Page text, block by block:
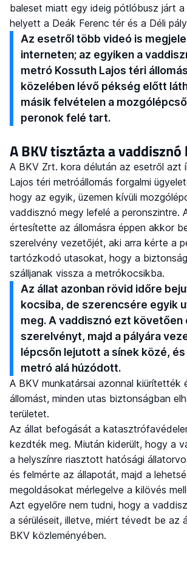
baleset miatt egy ideig pótlóbusz járt a
helyett a Deák Ferenc tér és a Déli
Az esetről több videó is
interneten; az egyiken a
metró Kossuth Lajos téri
közelében lévő pékség előtt
másik felvételen a
peronok felé tart.
A BKV tisztázta a
A BKV Zrt. kora délután az esetről azt
Lajos téri metróállomás forgalmi
hogy az egyik, üzemen kívüli
vaddisznó megy lefelé a peronszintre.
értesítette az állomásra éppen akkor
szerelvény vezetőjét, aki arra kérte a
tartózkodó utasokat, hogy a
szálljanak vissza a metrókocsikba.
Az állat azonban rövid időre
kocsiba, de szerencsére egyik
meg. A vaddisznó ezt követően
szerelvényt, majd a pályára
lépcsőn lejutott a sínek közé,
metró alá húzódott.
A BKV munkatársai azonnal kiürítették
állomást, minden utas biztonságban
területet.
Az állat befogását a
kezdték meg. Miután kiderült, hogy a
a helyszínre riasztott hatósági
és felmérte az állapotát, majd a
megoldásokat mérlegelve a kilövés
Azt egyelőre nem tudni, hogy a
a sérüléseit, illetve, miért tévedt be az
BKV közleményében.